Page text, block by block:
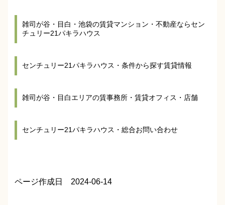
雑司が谷・目白・池袋の賃貸マンション・不動産ならセン
チュリー21パキラハウス
センチュリー21パキラハウス・条件から探す賃貸情報
雑司が谷・目白エリアの賃事務所・賃貸オフィス・店舗
センチュリー21パキラハウス・総合お問い合わせ
ページ作成日 2024-06-14